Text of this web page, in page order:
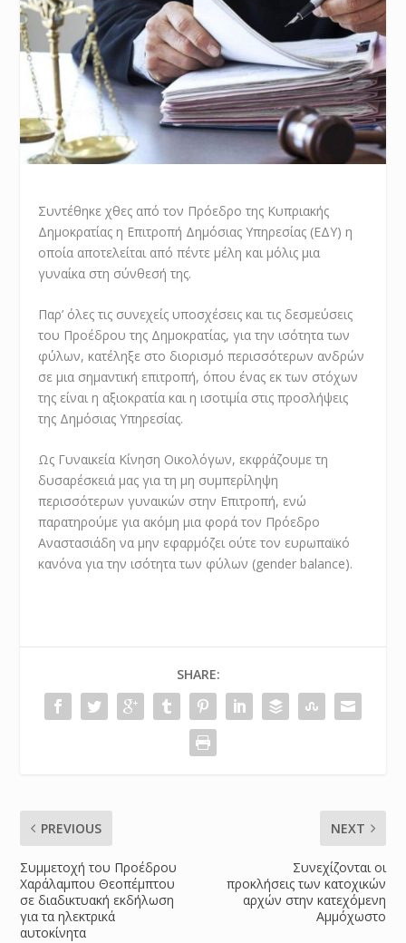
Συντέθηκε χθες από τον Πρόεδρο της Κυπριακής
Δημοκρατίας η Επιτροπή Δημόσιας Υπηρεσίας (ΕΔΥ) η
οποία αποτελείται από πέντε μέλη και μόλις μια
γυναίκα στη σύνθεσή της.
Παρ’ όλες τις συνεχείς υποσχέσεις και τις δεσμεύσεις
του Προέδρου της Δημοκρατίας, για την ισότητα των
φύλων, κατέληξε στο διορισμό περισσότερων ανδρών
σε μια σημαντική επιτροπή, όπου ένας εκ των στόχων
της είναι η αξιοκρατία και η ισοτιμία στις προσλήψεις
της Δημόσιας Υπηρεσίας.
Ως Γυναικεία Κίνηση Οικολόγων, εκφράζουμε τη
δυσαρέσκειά μας για τη μη συμπερίληψη
περισσότερων γυναικών στην Επιτροπή, ενώ
παρατηρούμε για ακόμη μια φορά τον Πρόεδρο
Αναστασιάδη να μην εφαρμόζει ούτε τον ευρωπαϊκό
κανόνα για την ισότητα των φύλων (gender balance).
SHARE:
PREVIOUS
Συμμετοχή του Προέδρου
Χαράλαμπου Θεοπέμπτου
σε διαδικτυακή εκδήλωση
για τα ηλεκτρικά
αυτοκίνητα
NEXT
Συνεχίζονται οι
προκλήσεις των κατοχικών
αρχών στην κατεχόμενη
Αμμόχωστο